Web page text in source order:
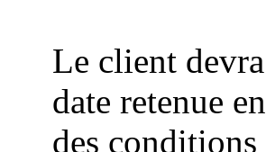
Le client
date retenue
des conditions